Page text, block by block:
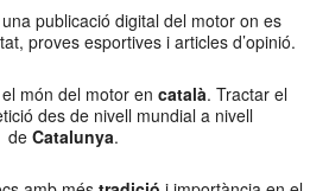
publicació digital del motor on es
proves esportives i articles d’opinió.
món del motor en català. Tractar el
des de nivell mundial a nivell
de Catalunya.